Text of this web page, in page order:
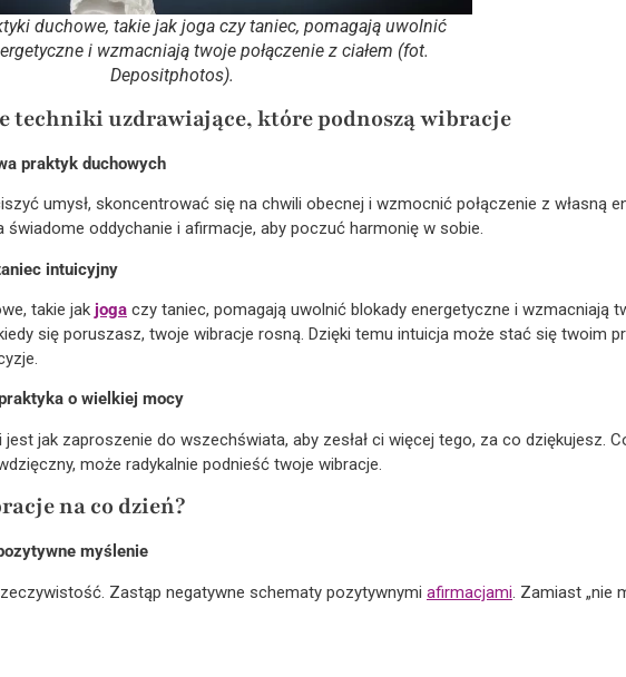
duchowe, takie jak joga czy taniec, pomagają uwolnić
i wzmacniają twoje połączenie z ciałem (fot.
Depositphotos).
techniki uzdrawiające, które podnoszą wibracje
praktyk duchowych
umysł, skoncentrować się na chwili obecnej i wzmocnić połączenie z własną
świadome oddychanie i afirmacje, aby poczuć harmonię w sobie.
intuicyjny
takie jak joga czy taniec, pomagają uwolnić blokady energetyczne i wzmacniają
się poruszasz, twoje wibracje rosną. Dzięki temu intuicja może stać się twoim
o wielkiej mocy
jak zaproszenie do wszechświata, aby zesłał ci więcej tego, za co dziękujesz.
może radykalnie podnieść twoje wibracje.
na co dzień?
myślenie
Zastąp negatywne schematy pozytywnymi afirmacjami . Zamiast „nie